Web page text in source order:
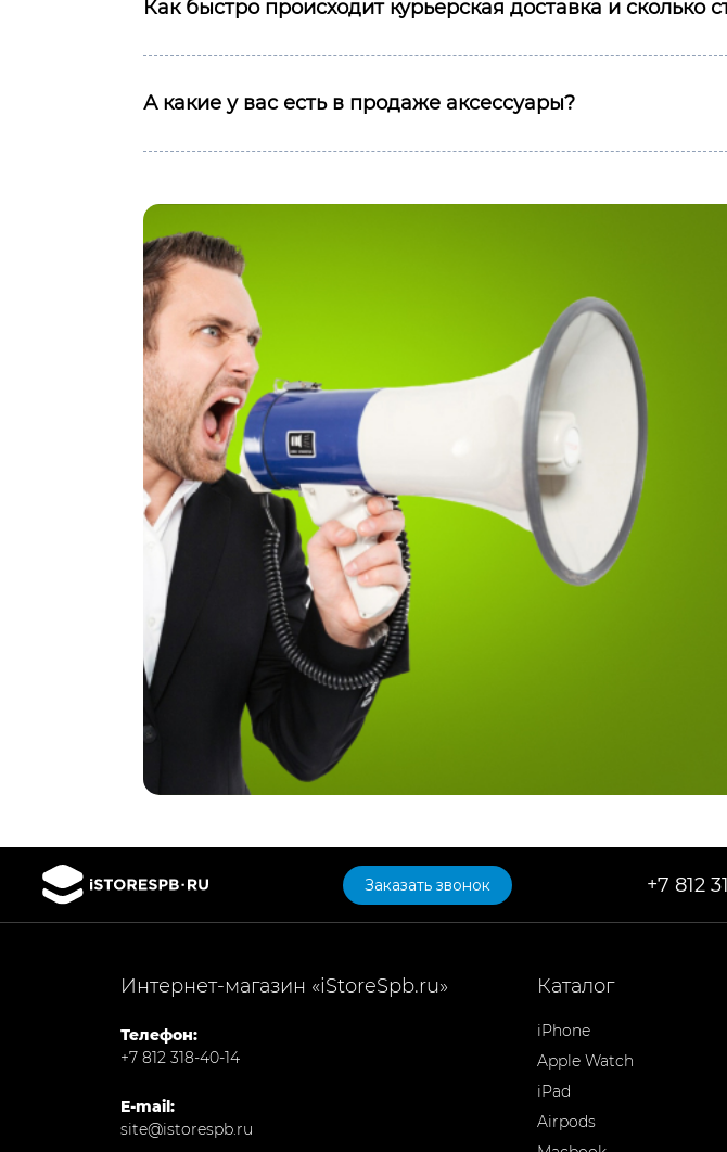
Как быстро происходит курьерская доставка и сколько
А какие у вас есть в продаже аксессуары?
Заказать звонок +7 812
Интернет-магазин «iStoreSpb.ru»
Телефон:
+7 812 318-40-14
E-mail:
site@istorespb.ru
Каталог
iPhone
Apple Watch
iPad
Airpods